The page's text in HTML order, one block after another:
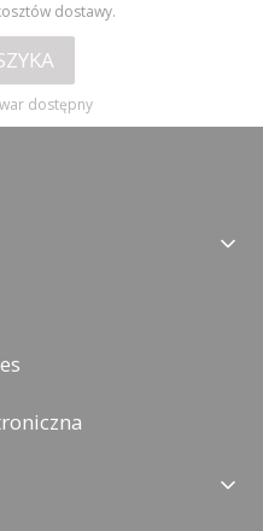
dostawy.
dostępny